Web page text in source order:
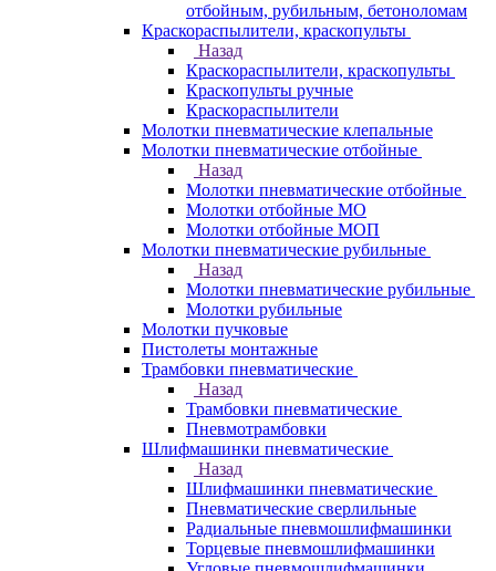
отбойным, рубильным, бетоноломам
Краскораспылители, краскопульты
Назад
Краскораспылители, краскопульты
Краскопульты ручные
Краскораспылители
Молотки пневматические клепальные
Молотки пневматические отбойные
Назад
Молотки пневматические отбойные
Молотки отбойные МО
Молотки отбойные МОП
Молотки пневматические рубильные
Назад
Молотки пневматические рубильные
Молотки рубильные
Молотки пучковые
Пистолеты монтажные
Трамбовки пневматические
Назад
Трамбовки пневматические
Пневмотрамбовки
Шлифмашинки пневматические
Назад
Шлифмашинки пневматические
Пневматические сверлильные
Радиальные пневмошлифмашинки
Торцевые пневмошлифмашинки